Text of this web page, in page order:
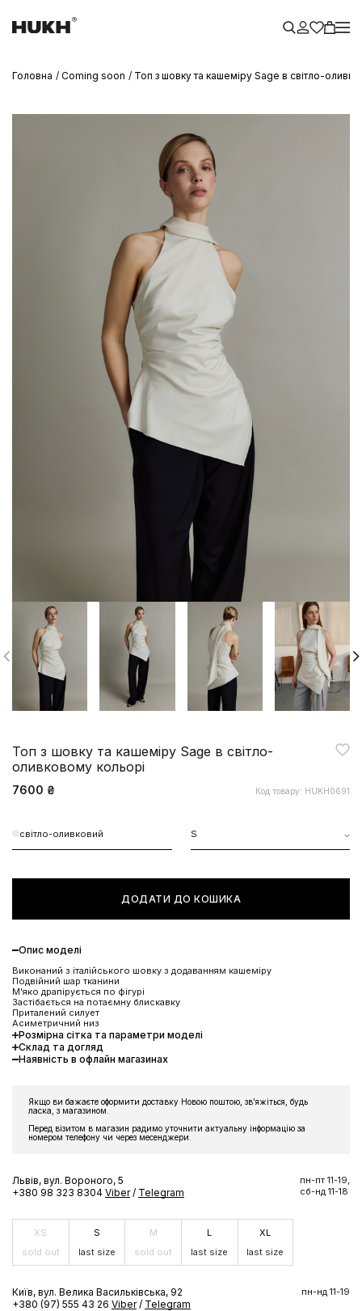
Головна Coming soon Топ з шовку та кашеміру Sage в світло-
Топ з шовку та кашеміру Sage в світло-
оливковому кольорі
7600 ₴ Код товару: HUKH0691
світло-оливковий S
ДОДАТИ ДО КОШИКА
Опис моделі
Виконаний з італійського шовку з додаванням кашеміру
Подвійний шар тканини
М'яко драпірується по фігурі
Застібається на потаємну блискавку
Приталений силует
Асиметричний низ
Розмірна сітка та параметри моделі
Склад та догляд
Наявність в офлайн магазинах
Якщо ви бажаєте оформити доставку Новою поштою, звʼяжіться, будь
ласка, з магазином.
Перед візитом в магазин радимо уточнити актуальну інформацію за
номером телефону чи через месенджери.
Львів, вул. Вороного, 5
+380 98 323 8304 Viber / Telegram
пн-пт 11-19,
сб-нд 11-18
XS
sold out
S
last size
M
sold out
L
last size
XL
last size
Київ, вул. Велика Васильківська, 92
+380 (97) 555 43 26 Viber / Telegram
пн-нд 11-19
ЗНИЖКА 10% НА ПЕРШЕ
Підпишіться на розсилку та отримайте доступ до знижки та
ексклюзивних пропозицій бренду